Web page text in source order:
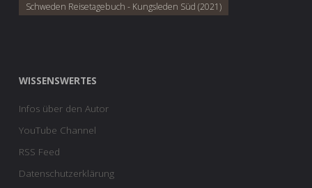
Schweden Reisetagebuch - Kungsleden Süd (2021)
WISSENSWERTES
Infos über den Autor
YouTube Channel
RSS Feed
Datenschutzerklärung